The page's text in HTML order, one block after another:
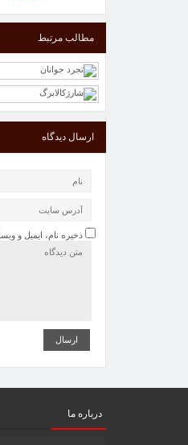
مطالب مرتبط
ارسال دیدگاه
ذخیره نام، ایمیل و
درباره ما